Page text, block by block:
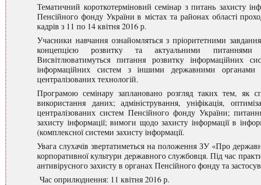
Тематичний короткотерміновий семінар з питань захисту
Пенсійного фонду України в містах та районах області
кадрів з 11 по 14 квітня 2016 р.
Учасники навчання ознайомляться з пріоритетними
концепцією розвитку та актуальними питаннями
Висвітлюватимуться питання розвитку інформаційних
інформаційних систем з іншими державними органами
централізованих технологій.
Програмою семінару заплановано розгляд таких тем, як
використання даних; адміністрування, уніфікація,
централізованих систем Пенсійного фонду України;
захисту інформації; вимоги щодо захисту інформації в
(комплексної системи захисту інформації.
Увага слухачів звертатиметься на положення ЗУ «Про
корпоративної культури державного службовця. Під час
антивірусного захисту в органах Пенсійного фонду та
Час оприлюднення: 11 квітня 2016 р.